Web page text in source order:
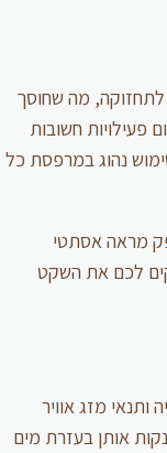
לתחזוקה, מה שחוסך
פעילויות חשובות
נהוג במרפסת כל
מראה אסתטי
לכם את השקט
ותנאי מזג אוויר
אותן בעזרת מים